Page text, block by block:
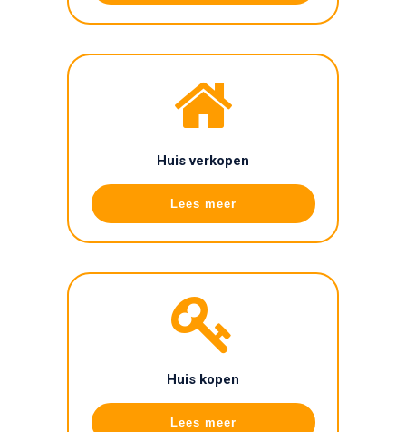
Huis verkopen
Lees meer
Huis kopen
Lees meer